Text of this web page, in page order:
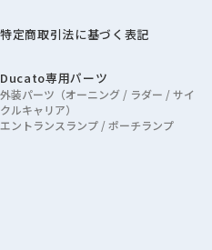
特定商取引法に基づく表記
Ducato専用パーツ
外装パーツ（オーニング / ラダー / サイ
クルキャリア）
エントランスランプ / ポーチランプ